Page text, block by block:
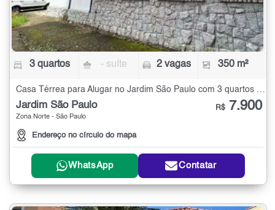
3 quartos - suíte 2 vagas 350 m²
Casa Térrea para Alugar no Jardim São Paulo com 3 quartos - 350 m²
Jardim São Paulo
Zona Norte - São Paulo
Endereço no círculo do mapa
R$ 7.900
WhatsApp Contatar